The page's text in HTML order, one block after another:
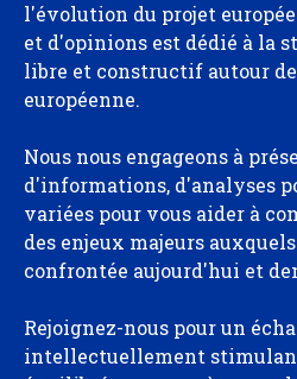
l'évolution du projet
et d'opinions est dédié à la
libre et constructif autour
européenne.
Nous nous engageons à
d'informations, d'analyses
variées pour vous aider à
des enjeux majeurs
confrontée aujourd'hui et
Rejoignez-nous pour un
intellectuellement